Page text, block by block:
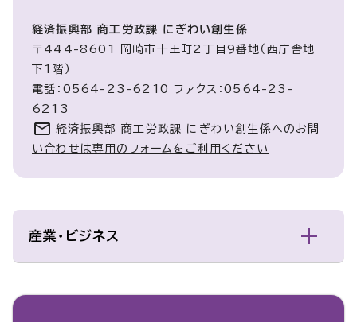
経済振興部 商工労政課 にぎわい創生係
〒444-8601 岡崎市十王町2丁目9番地（西庁舎地
下1階）
電話：0564-23-6210 ファクス：0564-23-
6213
経済振興部 商工労政課 にぎわい創生係へのお問
い合わせは専用のフォームをご利用ください
産業・ビジネス